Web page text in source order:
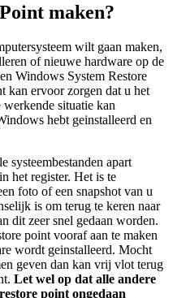
maken?
wilt gaan maken,
of nieuwe hardware op de
Windows System Restore
kan ervoor zorgen dat u het
werkende situatie kan
hebt geinstalleerd en
systeembestanden apart
het register. Het is te
foto of een snapshot van u
is om terug te keren naar
dit zeer snel gedaan worden.
point vooraf aan te maken
wordt geinstalleerd. Mocht
geven dan kan vrij vlot terug
Let wel op dat alle andere
point ongedaan